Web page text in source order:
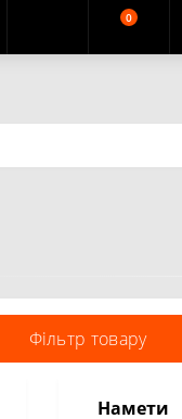
0
Фільтр товару
Намети